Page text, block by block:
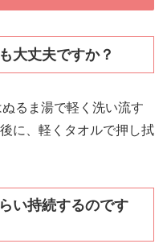
大丈夫ですか？
るま湯で軽く洗い流す
に、軽くタオルで押し拭
い持続するのです